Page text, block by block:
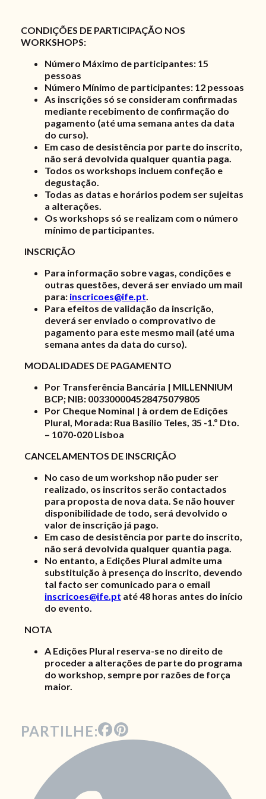
CONDIÇÕES DE PARTICIPAÇÃO NOS
WORKSHOPS:
Número Máximo de participantes: 15
pessoas
Número Mínimo de participantes: 12 pessoas
As inscrições só se consideram confirmadas
mediante recebimento de confirmação do
pagamento (até uma semana antes da data
do curso).
Em caso de desistência por parte do inscrito,
não será devolvida qualquer quantia paga.
Todos os workshops incluem confeção e
degustação.
Todas as datas e horários podem ser sujeitas
a alterações.
Os workshops só se realizam com o número
mínimo de participantes.
INSCRIÇÃO
Para informação sobre vagas, condições e
outras questões, deverá ser enviado um mail
para: inscricoes@ife.pt.
Para efeitos de validação da inscrição,
deverá ser enviado o comprovativo de
pagamento para este mesmo mail (até uma
semana antes da data do curso).
MODALIDADES DE PAGAMENTO
Por Transferência Bancária | MILLENNIUM
BCP; NIB: 003300004528475079805
Por Cheque Nominal | à ordem de Edições
Plural, Morada: Rua Basílio Teles, 35 -1.º Dto.
– 1070-020 Lisboa
CANCELAMENTOS DE INSCRIÇÃO
No caso de um workshop não puder ser
realizado, os inscritos serão contactados
para proposta de nova data. Se não houver
disponibilidade de todo, será devolvido o
valor de inscrição já pago.
Em caso de desistência por parte do inscrito,
não será devolvida qualquer quantia paga.
No entanto, a Edições Plural admite uma
substituição à presença do inscrito, devendo
tal facto ser comunicado para o email
inscricoes@ife.pt até 48 horas antes do início
do evento.
NOTA
A Edições Plural reserva-se no direito de
proceder a alterações de parte do programa
do workshop, sempre por razões de força
maior.
PARTILHE: